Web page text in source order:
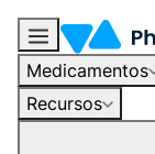
Medicamentos
Recursos